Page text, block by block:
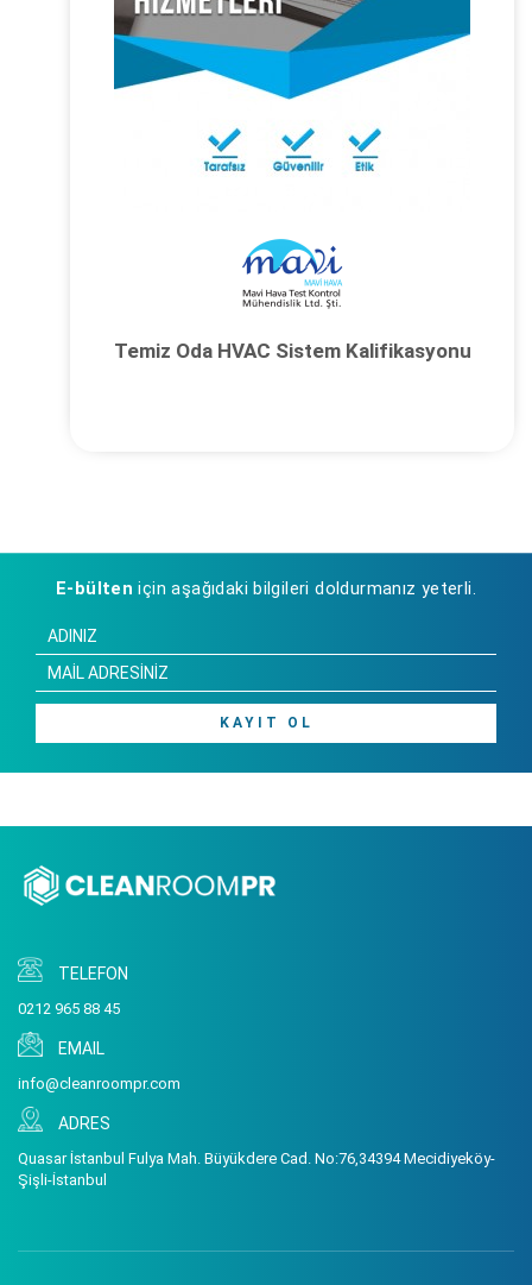
Temiz Oda HVAC Sistem Kalifikasyonu
E-bülten için aşağıdaki bilgileri doldurmanız yeterli.
KAYIT OL
TELEFON
0212 965 88 45
EMAIL
info@cleanroompr.com
ADRES
Quasar İstanbul Fulya Mah. Büyükdere Cad. No:76,34394 Mecidiyeköy-
Şişli-İstanbul